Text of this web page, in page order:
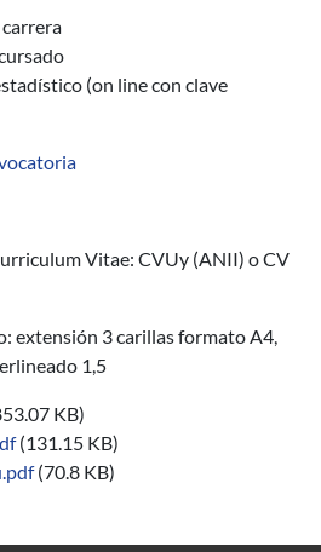
(on line con clave
Vitae: CVUy (ANII) o CV
extensión 3 carillas formato A4,
1,5
KB)
(131.15 KB)
(70.8 KB)